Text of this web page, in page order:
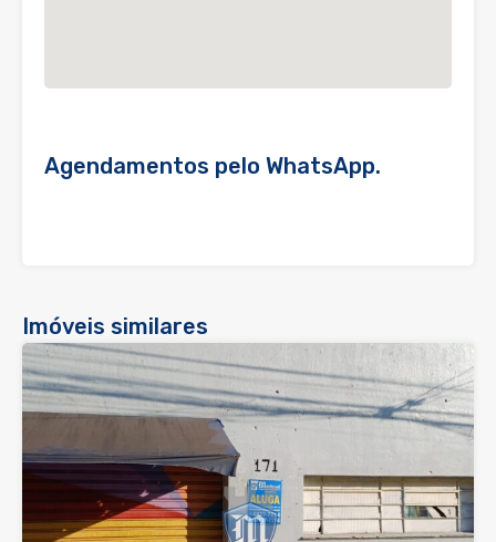
Agendamentos pelo WhatsApp.
Imóveis similares